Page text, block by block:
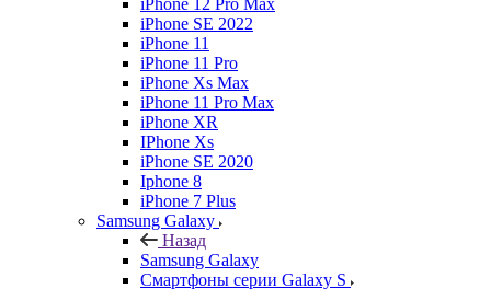
iPhone 12 Pro Max
iPhone SE 2022
iPhone 11
iPhone 11 Pro
iPhone Xs Max
iPhone 11 Pro Max
iPhone XR
IPhone Xs
iPhone SE 2020
Iphone 8
iPhone 7 Plus
Samsung Galaxy
Назад
Samsung Galaxy
Смартфоны серии Galaxy S